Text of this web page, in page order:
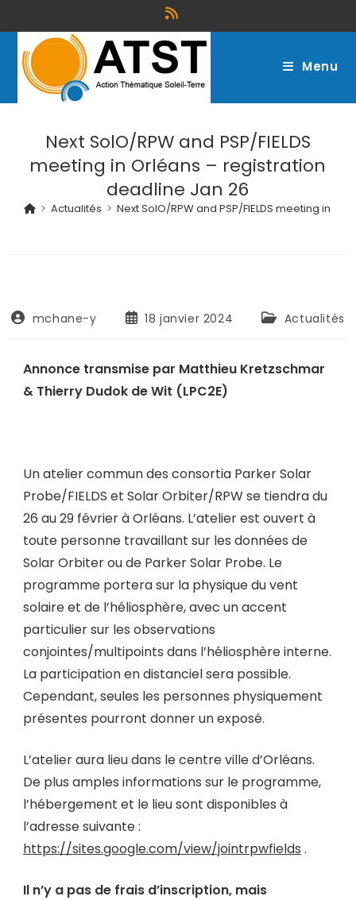
Menu
Next SolO/RPW and PSP/FIELDS
meeting in Orléans – registration
deadline Jan 26
> Actualités > Next SolO/RPW and PSP/FIELDS meeting in
mchane-y 18 janvier 2024 Actualités
Annonce transmise par Matthieu Kretzschmar
& Thierry Dudok de Wit (LPC2E)
Un atelier commun des consortia Parker Solar
Probe/FIELDS et Solar Orbiter/RPW se tiendra du
26 au 29 février à Orléans. L’atelier est ouvert à
toute personne travaillant sur les données de
Solar Orbiter ou de Parker Solar Probe. Le
programme portera sur la physique du vent
solaire et de l’héliosphère, avec un accent
particulier sur les observations
conjointes/multipoints dans l’héliosphère interne.
La participation en distanciel sera possible.
Cependant, seules les personnes physiquement
présentes pourront donner un exposé.
L’atelier aura lieu dans le centre ville d’Orléans.
De plus amples informations sur le programme,
l’hébergement et le lieu sont disponibles à
l’adresse suivante :
https://sites.google.com/view/jointrpwfields .
Il n’y a pas de frais d’inscription, mais